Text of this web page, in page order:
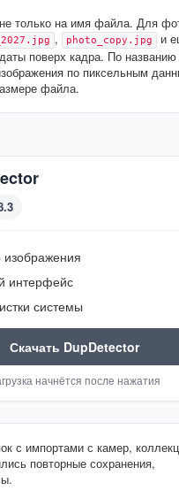
только на имя файла. Для
, photo_copy.jpg
и
поверх кадра. По названию
по пиксельным
файла.
изображения
интерфейс
системы
Скачать DupDetector
начнётся после нажатия
с импортами с камер,
повторные сохранения,